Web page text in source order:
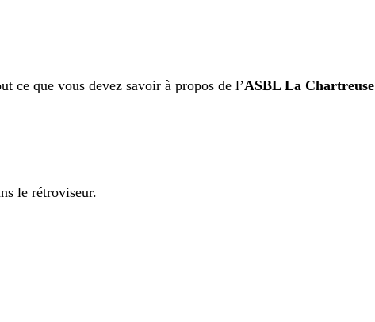
ce que vous devez savoir à propos de l’ASBL La Chartreuse
le rétroviseur.